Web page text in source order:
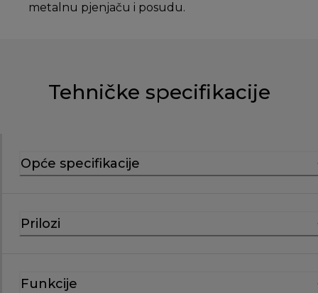
metalnu pjenjaču i posudu.
Tehničke specifikacije
Opće specifikacije
Prilozi
Funkcije